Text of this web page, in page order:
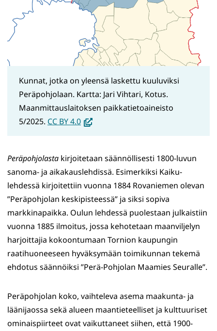
Kunnat, jotka on yleensä laskettu kuuluviksi
Peräpohjolaan. Kartta: Jari Vihtari, Kotus.
Maanmittauslaitoksen paikkatietoaineisto
5/2025. CC BY 4.0(avautuu
siirryt
toiseen
palveluun)
Peräpohjolasta kirjoitetaan säännöllisesti 1800-luvun
sanoma- ja aikakauslehdissä. Esimerkiksi Kaiku-
lehdessä kirjoitettiin vuonna 1884 Rovaniemen olevan
”Peräpohjolan keskipisteessä” ja siksi sopiva
markkinapaikka. Oulun lehdessä puolestaan julkaistiin
vuonna 1885 ilmoitus, jossa kehotetaan maanviljelyn
harjoittajia kokoontumaan Tornion kaupungin
raatihuoneeseen hyväksymään toimikunnan tekemä
ehdotus säännöiksi ”Perä-Pohjolan Maamies Seuralle”.
Peräpohjolan koko, vaihteleva asema maakunta- ja
läänijaossa sekä alueen maantieteelliset ja kulttuuriset
ominaispiirteet ovat vaikuttaneet siihen, että 1900-